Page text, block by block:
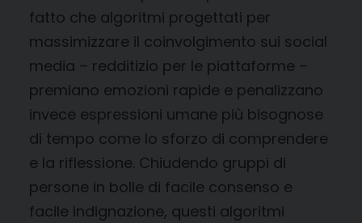
fatto che algoritmi progettati per
massimizzare il coinvolgimento sui social
media – redditizio per le piattaforme –
premiano emozioni rapide e penalizzano
invece espressioni umane più bisognose
di tempo come lo sforzo di comprendere
e la riflessione. Chiudendo gruppi di
persone in bolle di facile consenso e
facile indignazione, questi algoritmi